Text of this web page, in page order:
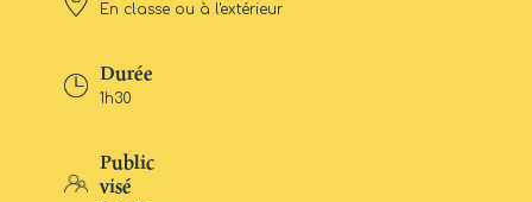
En classe ou à l'extérieur
Durée
1h30
Public
visé